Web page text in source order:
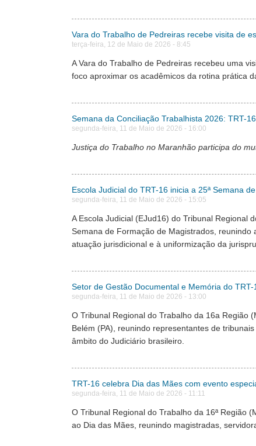
Vara do Trabalho de Pedreiras recebe visita de
terça-feira, 12 de Maio de 2026 - 8:45
A Vara do Trabalho de Pedreiras recebeu uma
foco aproximar os acadêmicos da rotina prática
Semana da Conciliação Trabalhista 2026: TRT-
segunda-feira, 11 de Maio de 2026 - 16:00
Justiça do Trabalho no Maranhão participa do
Escola Judicial do TRT-16 inicia a 25ª Semana
segunda-feira, 11 de Maio de 2026 - 15:05
A Escola Judicial (EJud16) do Tribunal Regional
Semana de Formação de Magistrados,
atuação jurisdicional e à uniformização da
Setor de Gestão Documental e Memória do
segunda-feira, 11 de Maio de 2026 - 13:00
O Tribunal Regional do Trabalho da 16a Região
Belém (PA), reunindo representantes de
âmbito do Judiciário brasileiro.
TRT-16 celebra Dia das Mães com evento
segunda-feira, 11 de Maio de 2026 - 11:11
O Tribunal Regional do Trabalho da 16ª Região
ao Dia das Mães, reunindo magistradas,